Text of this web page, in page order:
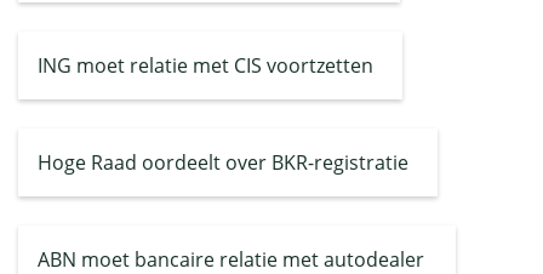
ING moet relatie met CIS voortzetten
Hoge Raad oordeelt over BKR-registratie
ABN moet bancaire relatie met autodealer